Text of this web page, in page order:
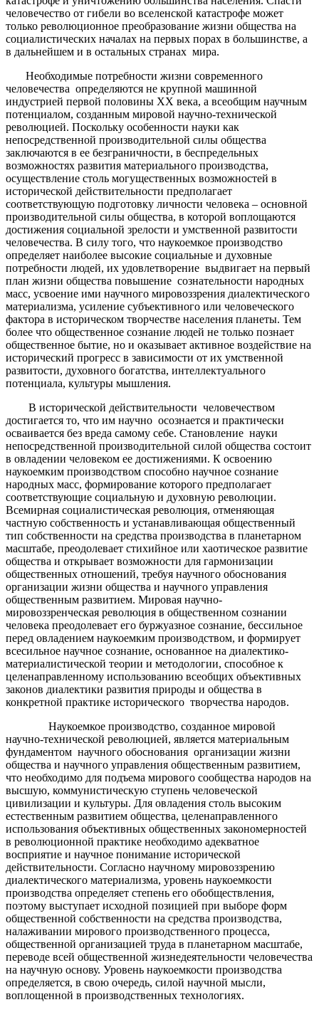
человечество от гибели во вселенской катастрофе может
только революционное преобразование жизни общества на
социалистических началах на первых порах в большинстве, а
в дальнейшем и в остальных странах мира.
Необходимые потребности жизни современного
человечества определяются не крупной машинной
индустрией первой половины ХХ века, а всеобщим научным
потенциалом, созданным мировой научно-технической
революцией. Поскольку особенности науки как
непосредственной производительной силы общества
заключаются в ее безграничности, в беспредельных
возможностях развития материального производства,
осуществление столь могущественных возможностей в
исторической действительности предполагает
соответствующую подготовку личности человека – основной
производительной силы общества, в которой воплощаются
достижения социальной зрелости и умственной развитости
человечества. В силу того, что наукоемкое производство
определяет наиболее высокие социальные и духовные
потребности людей, их удовлетворение выдвигает на первый
план жизни общества повышение сознательности народных
масс, усвоение ими научного мировоззрения диалектического
материализма, усиление субъективного или человеческого
фактора в историческом творчестве населения планеты. Тем
более что общественное сознание людей не только познает
общественное бытие, но и оказывает активное воздействие на
исторический прогресс в зависимости от их умственной
развитости, духовного богатства, интеллектуального
потенциала, культуры мышления.
В исторической действительности человечеством
достигается то, что им научно осознается и практически
осваивается без вреда самому себе. Становление науки
непосредственной производительной силой общества состоит
в овладении человеком ее достижениями. К освоению
наукоемким производством способно научное сознание
народных масс, формирование которого предполагает
соответствующие социальную и духовную революции.
Всемирная социалистическая революция, отменяющая
частную собственность и устанавливающая общественный
тип собственности на средства производства в планетарном
масштабе, преодолевает стихийное или хаотическое развитие
общества и открывает возможности для гармонизации
общественных отношений, требуя научного обоснования
организации жизни общества и научного управления
общественным развитием. Мировая научно-
мировоззренческая революция в общественном сознании
человека преодолевает его буржуазное сознание, бессильное
перед овладением наукоемким производством, и формирует
всесильное научное сознание, основанное на диалектико-
материалистической теории и методологии, способное к
целенаправленному использованию всеобщих объективных
законов диалектики развития природы и общества в
конкретной практике исторического творчества народов.
Наукоемкое производство, созданное мировой
научно-технической революцией, является материальным
фундаментом научного обоснования организации жизни
общества и научного управления общественным развитием,
что необходимо для подъема мирового сообщества народов на
высшую, коммунистическую ступень человеческой
цивилизации и культуры. Для овладения столь высоким
естественным развитием общества, целенаправленного
использования объективных общественных закономерностей
в революционной практике необходимо адекватное
восприятие и научное понимание исторической
действительности. Согласно научному мировоззрению
диалектического материализма, уровень наукоемкости
производства определяет степень его обобществления,
поэтому выступает исходной позицией при выборе форм
общественной собственности на средства производства,
налаживании мирового производственного процесса,
общественной организацией труда в планетарном масштабе,
переводе всей общественной жизнедеятельности человечества
на научную основу. Уровень наукоемкости производства
определяется, в свою очередь, силой научной мысли,
воплощенной в производственных технологиях.